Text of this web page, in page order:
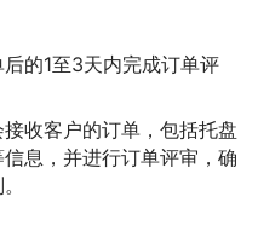
后的1至3天内完成订单评
接收客户的订单，包括托盘
息，并进行订单评审，确